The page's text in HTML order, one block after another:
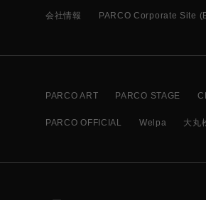
会社情報 PARCO Corporate Site
PARCO ART PARCO STAGE
PARCO OFFICIAL Welpa 大丸